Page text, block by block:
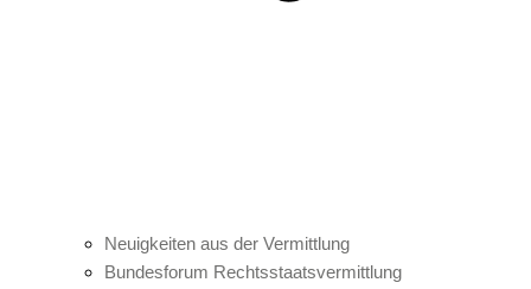
Neuigkeiten aus der Vermittlung
Bundesforum Rechtsstaatsvermittlung